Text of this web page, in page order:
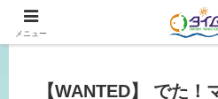
広島、岡山の釣り情報は
【WANTED】 でた
メニュー